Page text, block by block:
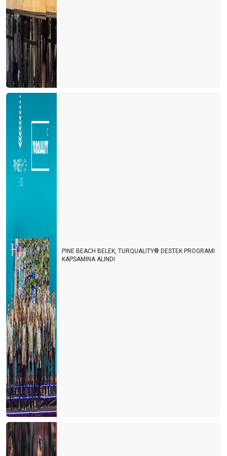
PINE BEACH BELEK, TURQUALITY® DESTEK PROGRAMI
KAPSAMINA ALINDI